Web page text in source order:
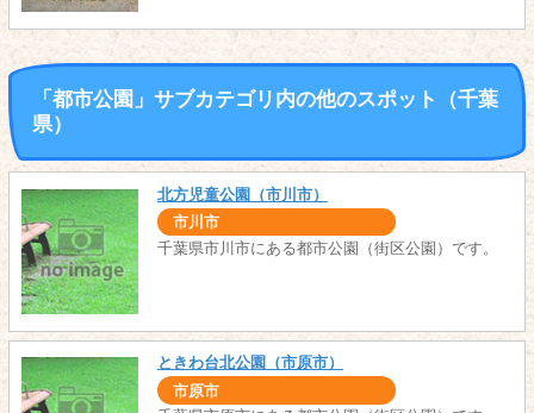
「都市公園」サブカテゴリ内の他のスポット（千葉
県）
北方児童公園（市川市）
市川市
千葉県市川市にある都市公園（街区公園）です。
ときわ台北公園（市原市）
市原市